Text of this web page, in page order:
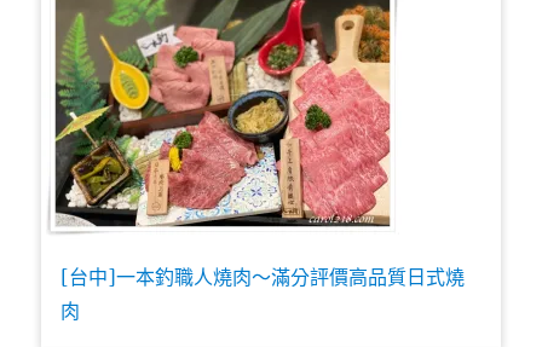
[台中]一本釣職人燒肉～滿分評價高品質日式燒
肉